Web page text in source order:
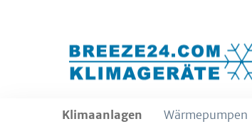
Klimaanlagen Wärmepumpen